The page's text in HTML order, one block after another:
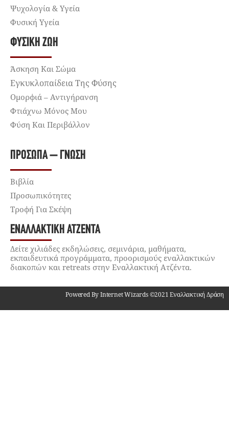
Ψυχολογία & Υγεία
Φυσική Υγεία
ΦΥΣΙΚΉ ΖΩΉ
Άσκηση Και Σώμα
Εγκυκλοπαίδεια Της Φύσης
Ομορφιά – Αντιγήρανση
Φτιάχνω Μόνος Μου
Φύση Και Περιβάλλον
ΠΡΌΣΩΠΑ – ΓΝΏΣΗ
Βιβλία
Προσωπικότητες
Τροφή Για Σκέψη
ΕΝΑΛΛΑΚΤΙΚΉ ΑΤΖΈΝΤΑ
Δείτε χιλιάδες εκδηλώσεις, σεμινάρια, μαθήματα,
εκπαιδευτικά προγράμματα, προορισμούς εναλλακτικών
διακοπών και retreats στην Εναλλακτική Ατζέντα.
Powered By Internet Wizards ©2021 Εναλλακτική Δράση